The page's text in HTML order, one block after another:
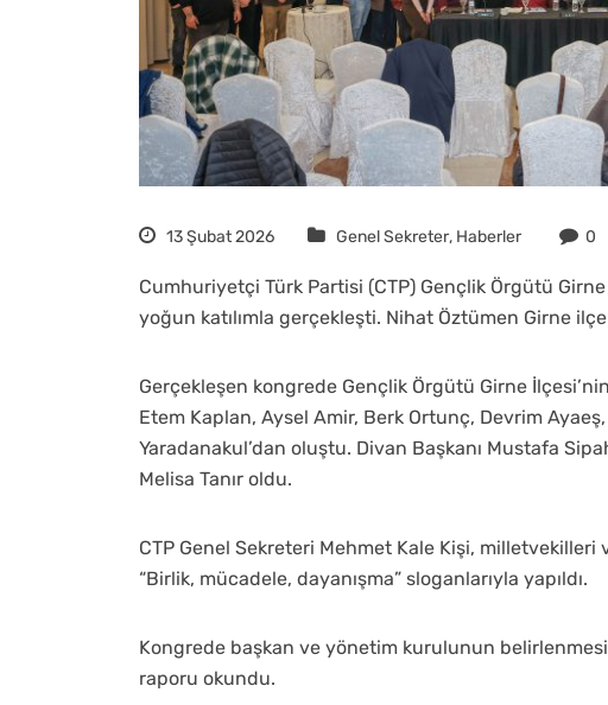
13 Şubat 2026 Genel Sekreter, Haberler 0
Cumhuriyetçi Türk Partisi (CTP) Gençlik Örgütü
yoğun katılımla gerçekleşti. Nihat Öztümen Girne
Gerçekleşen kongrede Gençlik Örgütü Girne
Etem Kaplan, Aysel Amir, Berk Ortunç, Devrim
Yaradanakul’dan oluştu. Divan Başkanı Mustafa
Melisa Tanır oldu.
CTP Genel Sekreteri Mehmet Kale Kişi, milletvekilleri
“Birlik, mücadele, dayanışma” sloganlarıyla yapıldı.
Kongrede başkan ve yönetim kurulunun
raporu okundu.